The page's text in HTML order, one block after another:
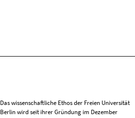
Das wissenschaftliche Ethos der Freien Universität
Berlin wird seit ihrer Gründung im Dezember